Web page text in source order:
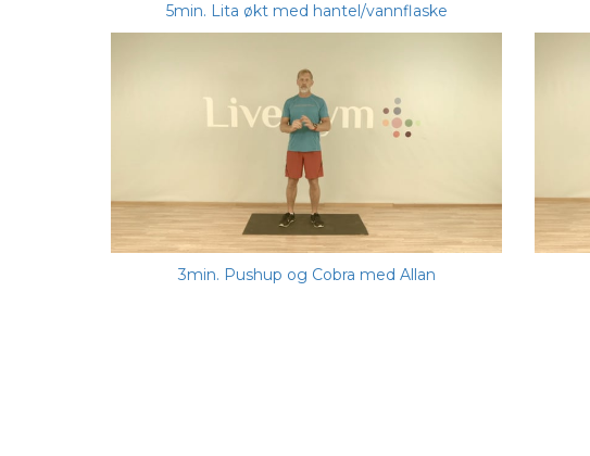
5min. Lita økt med hantel/vannflaske
3min. Pushup og Cobra med Allan